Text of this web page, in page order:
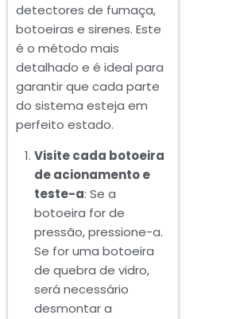
detectores de fumaça,
botoeiras e sirenes. Este
é o método mais
detalhado e é ideal para
garantir que cada parte
do sistema esteja em
perfeito estado.
Visite cada botoeira
de acionamento e
teste-a: Se a
botoeira for de
pressão, pressione-a.
Se for uma botoeira
de quebra de vidro,
será necessário
desmontar a